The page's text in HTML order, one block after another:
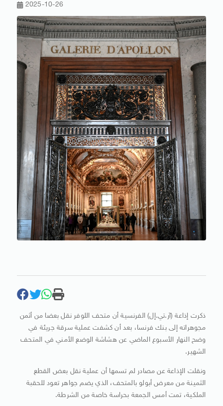
2025-10-26
ذكرت إذاعة (آر.تي.إل) الفرنسية أن متحف اللوفر نقل بعضا من أثمن
مجوهراته إلى بنك فرنسا، بعد أن كشفت عملية سرقة جريئة في
وضح النهار الأسبوع الماضي عن هشاشة الوضع الأمني في المتحف
الشهير.
ونقلت الإذاعة عن مصادر لم تسمها أن عملية نقل بعض القطع
الثمينة من معرض أبولو بالمتحف، الذي يضم جواهر تعود للحقبة
الملكية، تمت أمس الجمعة بحراسة خاصة من الشرطة.